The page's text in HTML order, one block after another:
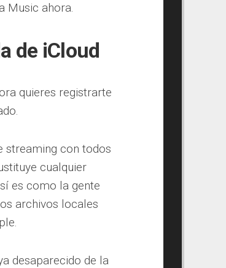
Music ahora.
de iCloud
quieres registrarte
streaming con todos
cualquier
es como la gente
archivos locales
desaparecido de la